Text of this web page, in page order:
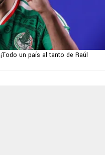
¡Todo un país al tanto de Raúl